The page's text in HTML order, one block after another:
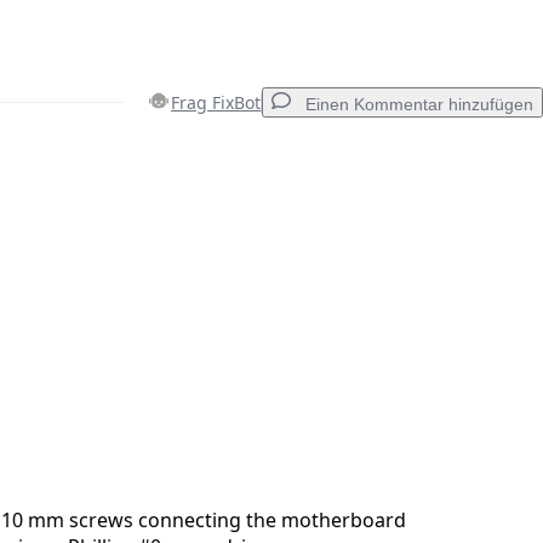
Frag FixBot Einen Kommentar hinzufügen
mm screws connecting the motherboard